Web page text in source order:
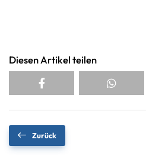
Diesen Artikel teilen
Zurück